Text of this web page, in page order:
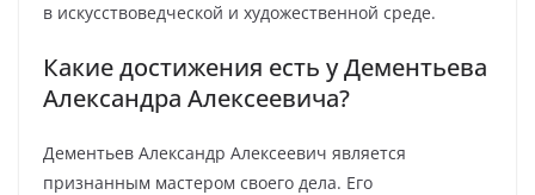
в искусствоведческой и художественной среде.
Какие достижения есть у Дементьева
Александра Алексеевича?
Дементьев Александр Алексеевич является
признанным мастером своего дела. Его